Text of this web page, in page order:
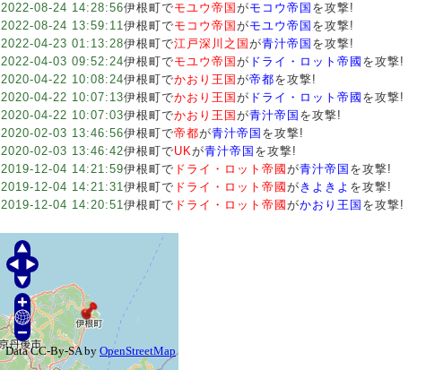
2022-08-24 14:28:56伊根町でモユウ帝国 がモコウ帝国 を攻撃!
2022-08-24 13:59:11伊根町でモコウ帝国 がモユウ帝国 を攻撃!
2022-04-23 01:13:28伊根町で江戸深川之国 が青汁帝国 を攻撃!
2022-04-03 09:52:24伊根町でモユウ帝国 が ドライ・ロット帝國 を攻撃!
2020-04-22 10:08:24伊根町でかおり王国 が帝都を攻撃!
2020-04-22 10:07:13伊根町でかおり王国 が ドライ・ロット帝國 を攻撃!
2020-04-22 10:07:03伊根町でかおり王国 が青汁帝国 を攻撃!
2020-02-03 13:46:56伊根町で帝都が青汁帝国 を攻撃!
2020-02-03 13:46:42伊根町でUKが青汁帝国 を攻撃!
2019-12-04 14:21:59伊根町で ドライ・ロット帝國 が青汁帝国 を攻撃!
2019-12-04 14:21:31伊根町で ドライ・ロット帝國 が きよきよ を攻撃!
2019-12-04 14:20:51伊根町で ドライ・ロット帝國 がかおり王国 を攻撃!